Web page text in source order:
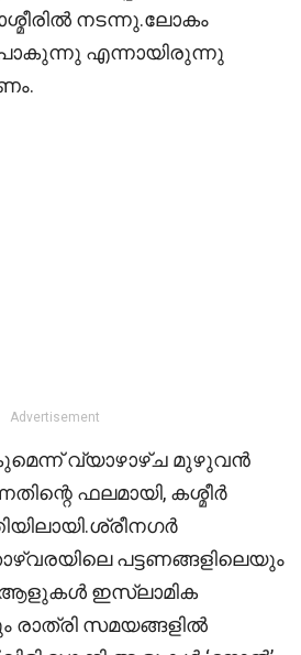
നടന്നു.ലോകം
എന്നായിരുന്നു
Advertisement
വ്യാഴാഴ്ച മുഴുവൻ
ഫലമായി, കശ്മീർ
പട്ടണങ്ങളിലെയും
ആളുകൾ ഇസ്ലാമിക
രാത്രി സമയങ്ങളിൽ